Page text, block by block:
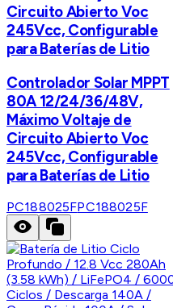
Circuito Abierto Voc
245Vcc, Configurable
para Baterías de Litio
Controlador Solar MPPT
80A 12/24/36/48V,
Máximo Voltaje de
Circuito Abierto Voc
245Vcc, Configurable
para Baterías de Litio
PC188025FPC188025F